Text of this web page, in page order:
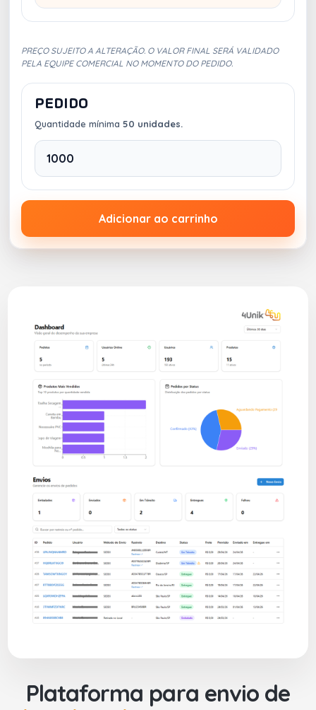
PREÇO SUJEITO A ALTERAÇÃO. O VALOR FINAL SERÁ VALIDADO
PELA EQUIPE COMERCIAL NO MOMENTO DO PEDIDO.
PEDIDO
Quantidade mínima 50 unidades.
Adicionar ao carrinho
Plataforma para envio de